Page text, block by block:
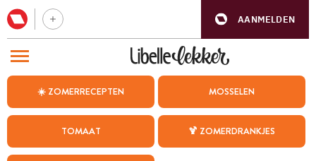
AANMELDEN
☀️ ZOMERRECEPTEN MOSSELEN
TOMAAT 🍹 ZOMERDRANKJES
BEZOEK ONZE ANDERE WEBSITES
WEEKMENU